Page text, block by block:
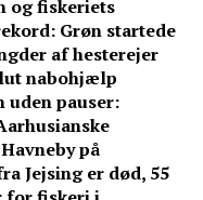
og fiskeriets
Grøn startede
af hesterejer
nabohjælp
uden pauser:
på
Jejsing er død, 55